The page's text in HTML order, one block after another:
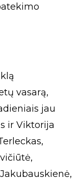
vasarą,
jau
ir Viktorija